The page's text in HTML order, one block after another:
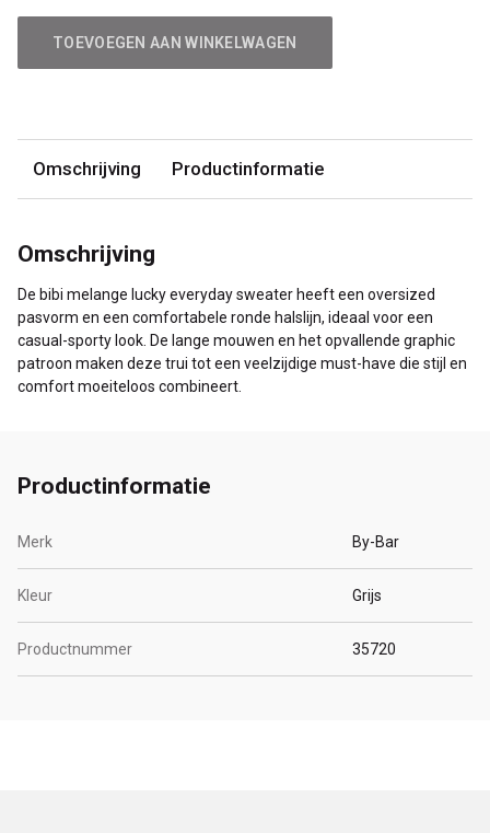
TOEVOEGEN AAN WINKELWAGEN
Omschrijving Productinformatie
Omschrijving
De bibi melange lucky everyday sweater heeft een oversized
pasvorm en een comfortabele ronde halslijn, ideaal voor een
casual-sporty look. De lange mouwen en het opvallende graphic
patroon maken deze trui tot een veelzijdige must-have die stijl en
comfort moeiteloos combineert.
Productinformatie
Merk By-Bar
Kleur Grijs
Productnummer 35720